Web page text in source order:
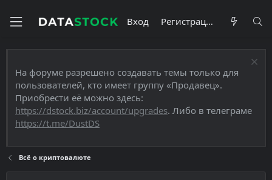
Вход Регистрация
На форуме разрешено создавать темы только для
пользователей, кто имеет группу «Продавец».
Приобрести её можно здесь:
https://dstock.biz/account/upgrades. Либо в телеграме
https://t.me/DustDS
Всё о криптовалюте